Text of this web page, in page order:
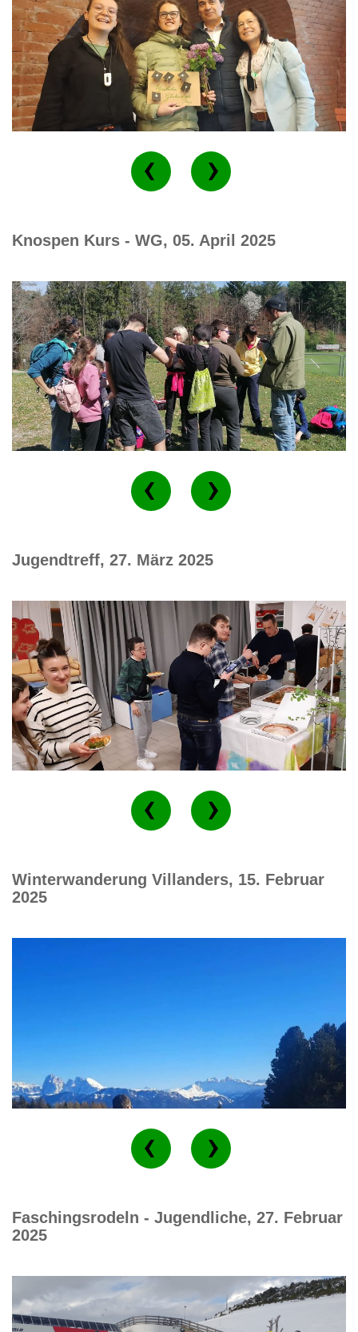
Knospen Kurs - WG, 05. April 2025
Jugendtreff, 27. März 2025
Winterwanderung Villanders, 15. Februar
2025
Faschingsrodeln - Jugendliche, 27. Februar
2025